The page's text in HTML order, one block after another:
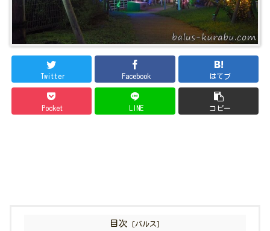
Twitter Facebook はてブ
Pocket LINE コピー
目次